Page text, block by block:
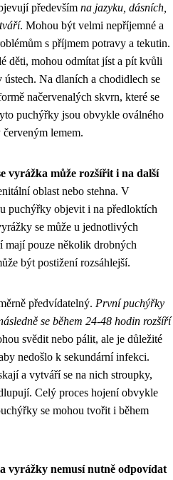
především na jazyku, dásních,
. Mohou být velmi nepříjemné a
s příjmem potravy a tekutin.
děti, mohou odmítat jíst a pít kvůli
Na dlaních a chodidlech se
načervenalých skvrn, které se
puchýřky jsou obvykle oválného
lemem.
vyrážka může rozšířit i na další
oblast nebo stehna. V
puchýřky objevit i na předloktích
se může u jednotlivých
mají pouze několik drobných
být postižení rozsáhlejší.
předvídatelný. První puchýřky
se během 24-48 hodin rozšíří
svědit nebo pálit, ale je důležité
nedošlo k sekundární infekci.
a vytváří se na nich stroupky,
Celý proces hojení obvykle
se mohou tvořit i během
vyrážky nemusí nutně odpovídat